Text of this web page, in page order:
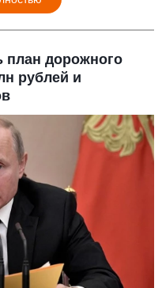
план дорожного
рублей и